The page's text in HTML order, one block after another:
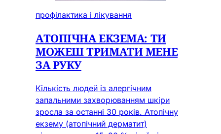
профілактика і лікування
АТОПІЧНА ЕКЗЕМА: ТИ
МОЖЕШ ТРИМАТИ МЕНЕ
ЗА РУКУ
Кількість людей із алергічним
запальними захворюванням шкіри
зросла за останні 30 років. Атопічну
екзему (атопічний дерматит)